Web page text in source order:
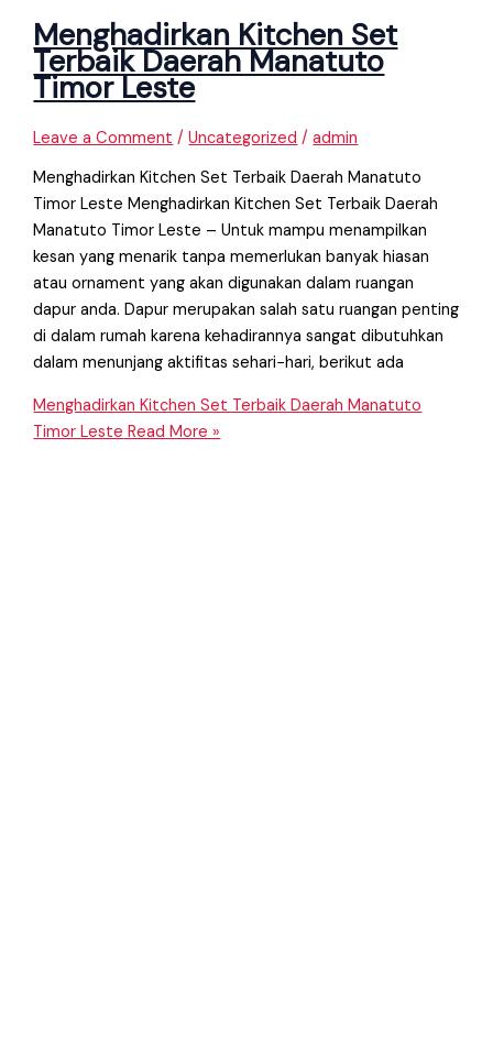
Menghadirkan Kitchen Set
Terbaik Daerah Manatuto
Timor Leste
Leave a Comment /Uncategorized /admin
Menghadirkan Kitchen Set Terbaik Daerah Manatuto
Timor Leste Menghadirkan Kitchen Set Terbaik Daerah
Manatuto Timor Leste – Untuk mampu menampilkan
kesan yang menarik tanpa memerlukan banyak hiasan
atau ornament yang akan digunakan dalam ruangan
dapur anda. Dapur merupakan salah satu ruangan penting
di dalam rumah karena kehadirannya sangat dibutuhkan
dalam menunjang aktifitas sehari−hari, berikut ada
Menghadirkan Kitchen Set Terbaik Daerah Manatuto
Timor Leste Read More »